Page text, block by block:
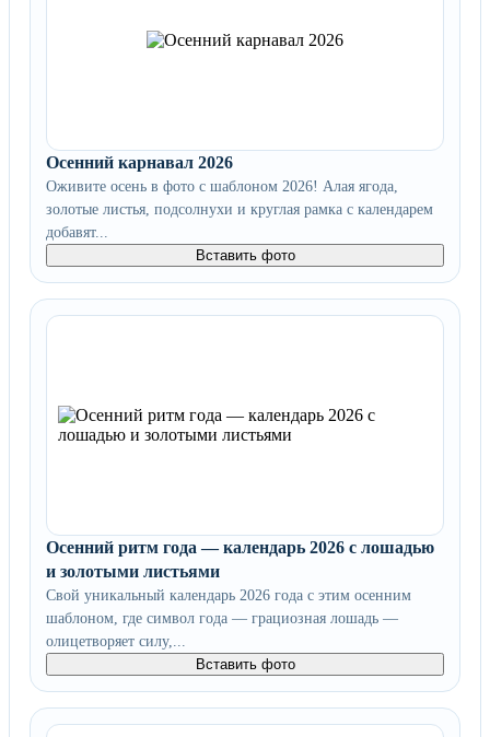
Осенний карнавал 2026
Оживите осень в фото с шаблоном 2026! Алая ягода,
золотые листья, подсолнухи и круглая рамка с календарем
добавят...
Вставить фото
Осенний ритм года — календарь 2026 с лошадью
и золотыми листьями
Свой уникальный календарь 2026 года с этим осенним
шаблоном, где символ года — грациозная лошадь —
олицетворяет силу,...
Вставить фото